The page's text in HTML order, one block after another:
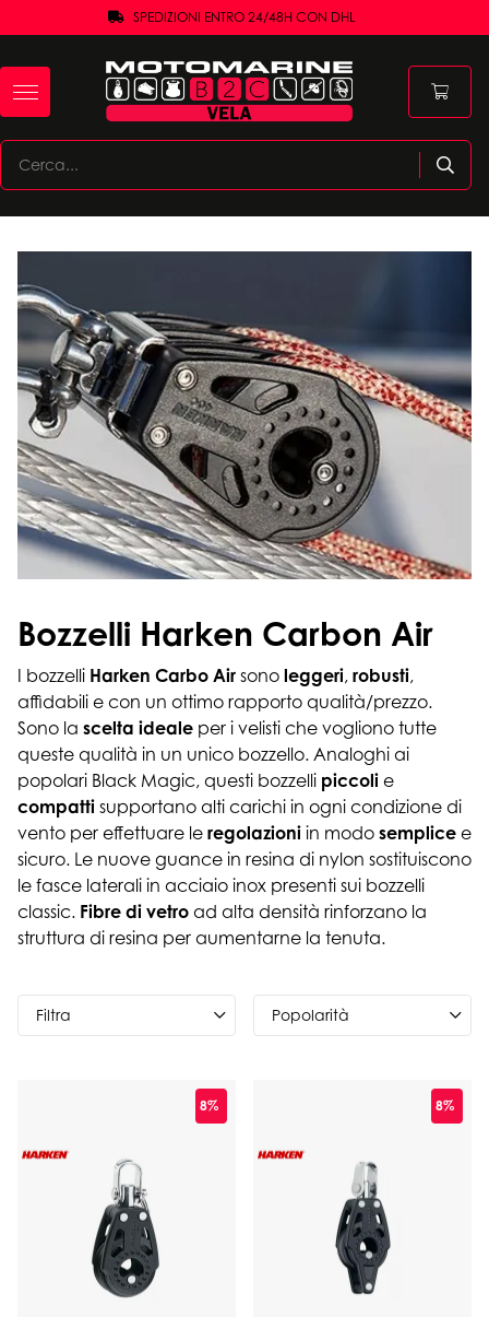
SPEDIZIONI ENTRO 24/48H CON DHL
Bozzelli Harken Carbon Air
I bozzelli Harken Carbo Air sono leggeri, robusti,
affidabili e con un ottimo rapporto qualità/prezzo.
Sono la scelta ideale per i velisti che vogliono tutte
queste qualità in un unico bozzello. Analoghi ai
popolari Black Magic, questi bozzelli piccoli e
compatti supportano alti carichi in ogni condizione di
vento per effettuare le regolazioni in modo semplice e
sicuro. Le nuove guance in resina di nylon sostituiscono
le fasce laterali in acciaio inox presenti sui bozzelli
classic. Fibre di vetro ad alta densità rinforzano la
struttura di resina per aumentarne la tenuta.
Filtra
8% 8%